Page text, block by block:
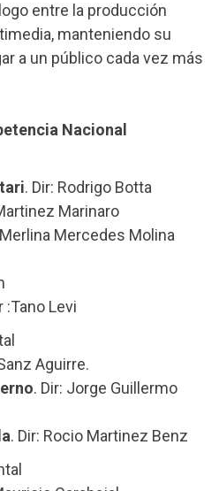
entre la producción
manteniendo su
a un público cada vez más
Nacional
. Dir: Rodrigo Botta
Marinaro
Merlina Mercedes Molina
:Tano Levi
Aguirre.
. Dir: Jorge Guillermo
. Dir: Rocio Martinez Benz